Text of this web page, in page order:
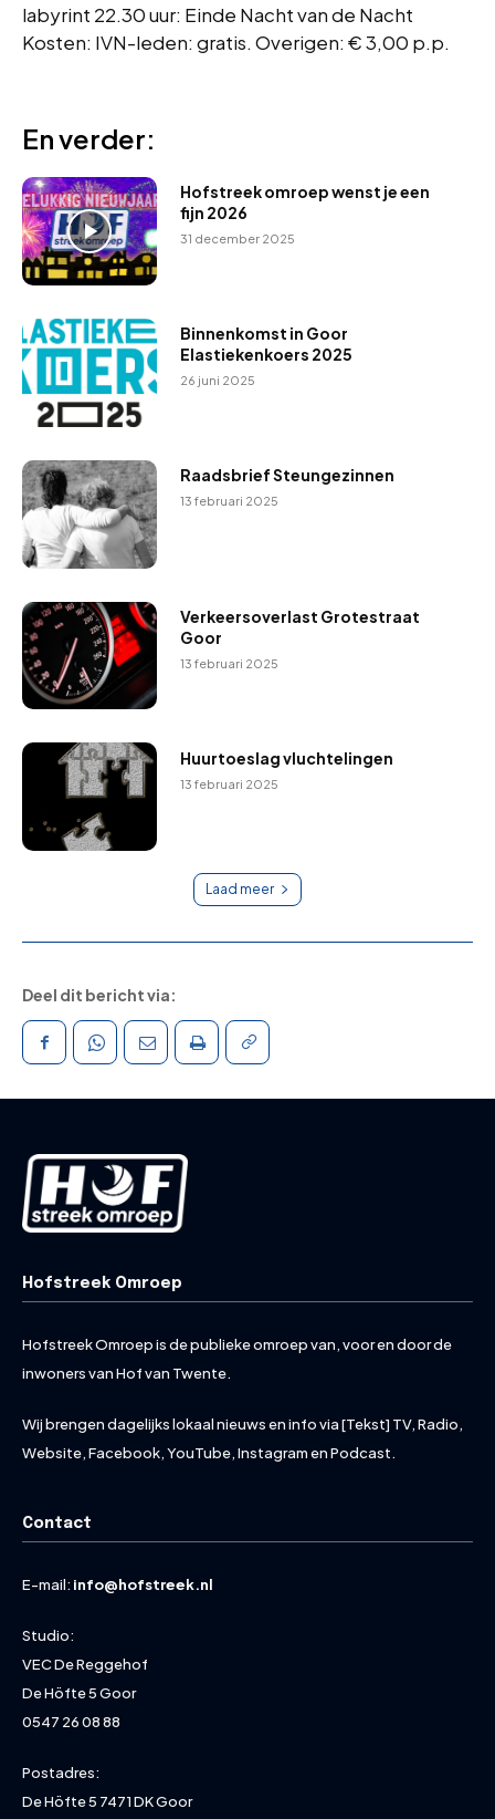
labyrint 22.30 uur: Einde Nacht van de Nacht
Kosten: IVN-leden: gratis. Overigen: € 3,00 p.p.
En verder:
Hofstreek omroep wenst je een
fijn 2026
31 december 2025
Binnenkomst in Goor
Elastiekenkoers 2025
26 juni 2025
Raadsbrief Steungezinnen
13 februari 2025
Verkeersoverlast Grotestraat
Goor
13 februari 2025
Huurtoeslag vluchtelingen
13 februari 2025
Laad meer
Deel dit bericht via:
Hofstreek Omroep
Hofstreek Omroep is de publieke omroep van, voor en door de
inwoners van Hof van Twente.
Wij brengen dagelijks lokaal nieuws en info via [Tekst] TV, Radio,
Website, Facebook, YouTube, Instagram en Podcast.
Contact
E-mail: info@hofstreek.nl
Studio:
VEC De Reggehof
De Höfte 5 Goor
0547 26 08 88
Postadres:
De Höfte 5 7471 DK Goor